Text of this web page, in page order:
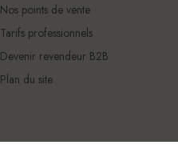
Nos points de vente
Tarifs professionnels
Devenir revendeur B2B
Plan du site